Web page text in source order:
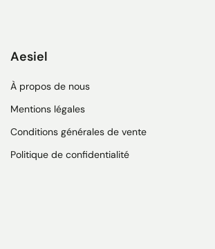
Aesiel
À propos de nous
Mentions légales
Conditions générales de vente
Politique de confidentialité